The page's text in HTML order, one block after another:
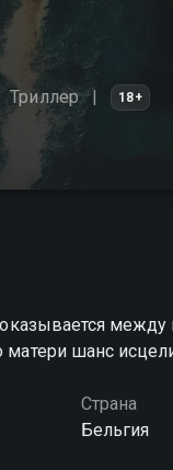
Триллер 18+
шанс
Страна
Бельгия